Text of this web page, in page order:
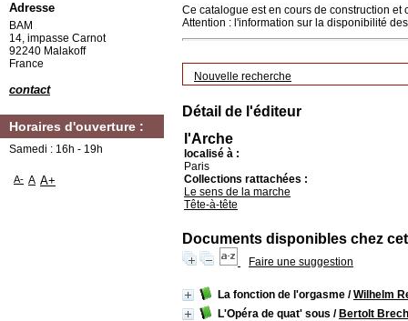
Ce catalogue est en cours de construction
Attention : l'information sur la disponibilité
Nouvelle recherche
Détail de l'éditeur
l'Arche
localisé à :
Paris
Collections rattachées :
Le sens de la marche
Tête-à-tête
Documents disponibles chez
Faire une suggestion
La fonction de l'orgasme /Wilhelm
L'Opéra de quat' sous / Bertolt
Adresse
BAM
14, impasse Carnot
92240 Malakoff
France
contact
Horaires d'ouverture :
Samedi : 16h - 19h
A- A A+